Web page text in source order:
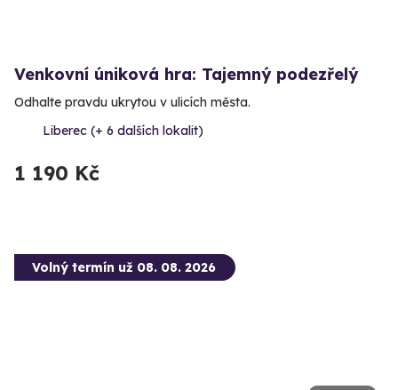
Venkovní úniková hra: Tajemný podezřelý
Odhalte pravdu ukrytou v ulicích města.
Liberec (+ 6 dalších lokalit)
1 190 Kč
Volný termín už 08. 08. 2026